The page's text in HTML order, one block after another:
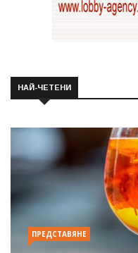
НАЙ-ЧЕТЕНИ
ПРЕДСТАВЯНЕ